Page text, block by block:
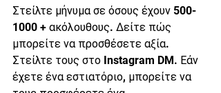
Στείλτε μήνυμα σε όσους έχουν 500-
1000 + ακόλουθους. Δείτε πώς
μπορείτε να προσθέσετε αξία.
Στείλτε τους στο Instagram DM. Εάν
έχετε ένα εστιατόριο, μπορείτε να